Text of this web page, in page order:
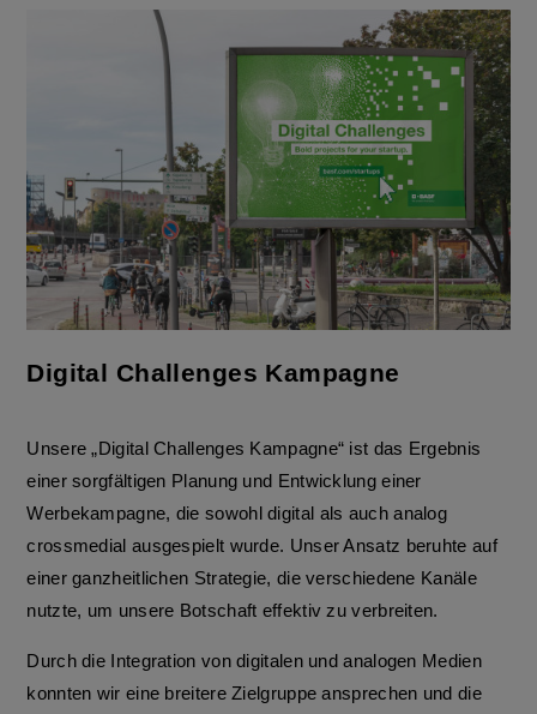
Digital Challenges Kampagne
Unsere „Digital Challenges Kampagne“ ist das Ergebnis
einer sorgfältigen Planung und Entwicklung einer
Werbekampagne, die sowohl digital als auch analog
crossmedial ausgespielt wurde. Unser Ansatz beruhte auf
einer ganzheitlichen Strategie, die verschiedene Kanäle
nutzte, um unsere Botschaft effektiv zu verbreiten.
Durch die Integration von digitalen und analogen Medien
konnten wir eine breitere Zielgruppe ansprechen und die